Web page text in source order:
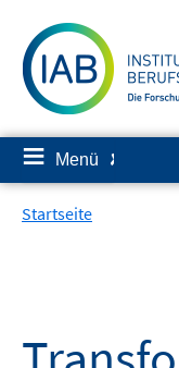
zum
Inhalt
≡ Menü ✘
Startseite